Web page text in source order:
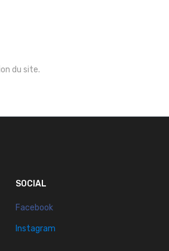
du site.
SOCIAL
Facebook
Instagram